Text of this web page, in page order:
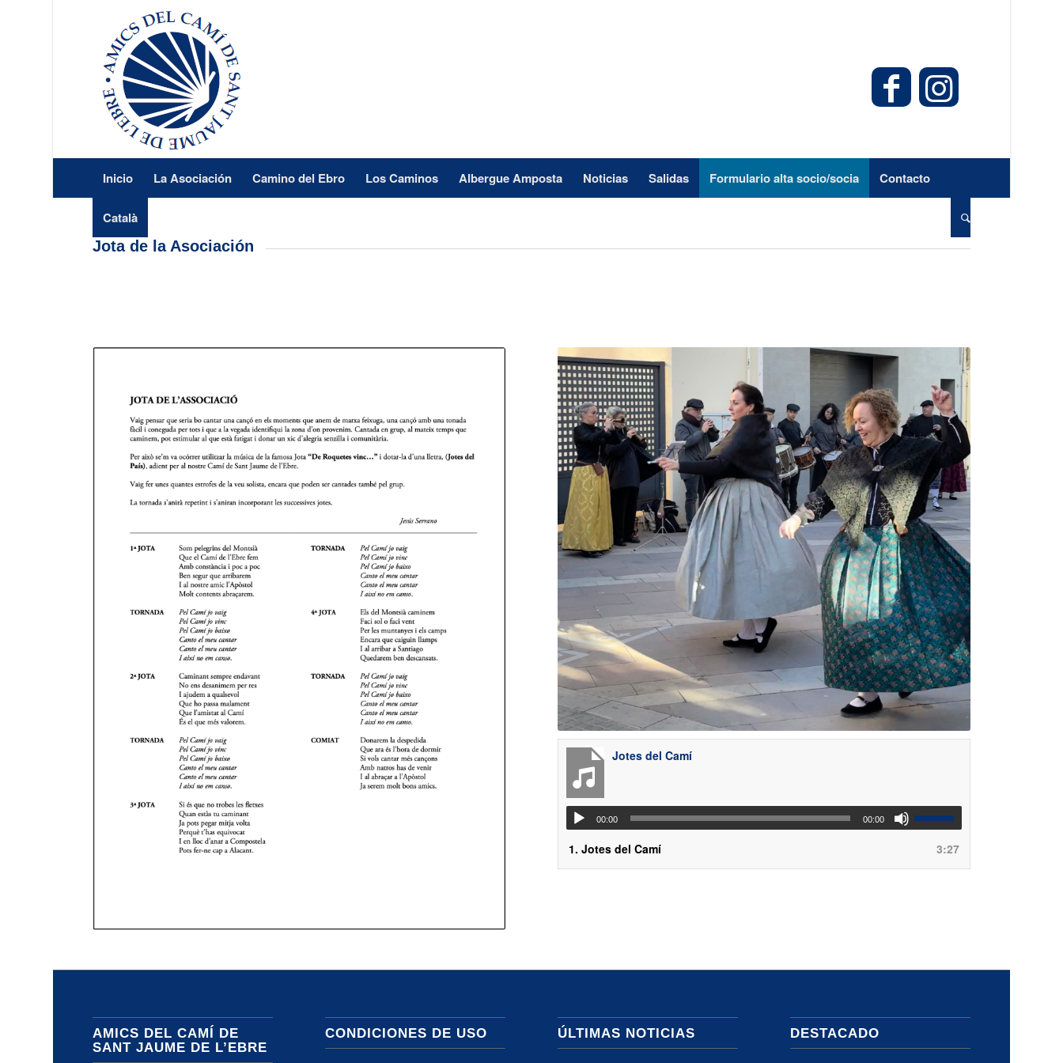
Inicio La Asociación Camino del Ebro Los Caminos Albergue Amposta Noticias Salidas Formulario alta socio/socia Contacto
Català
Jota de la Asociación
Jotes del Camí
00:00 00:00
1.Jotes del Camí 3:27
AMICS DEL CAMÍ DE
SANT JAUME DE L’EBRE
CONDICIONES DE USO ÚLTIMAS NOTICIAS DESTACADO